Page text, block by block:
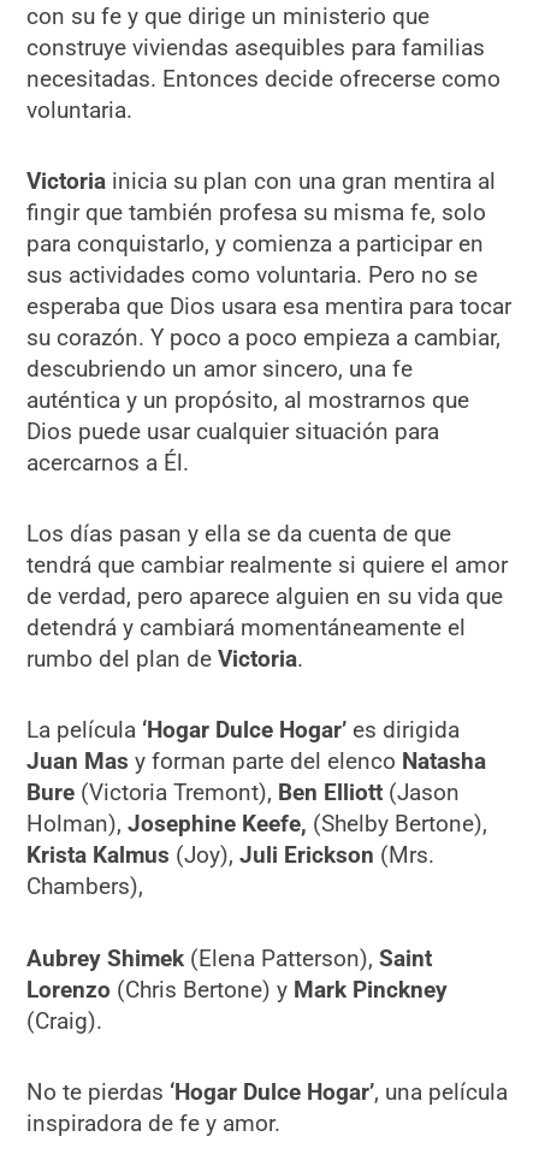
con su fe y que dirige un ministerio que
construye viviendas asequibles para familias
necesitadas. Entonces decide ofrecerse como
voluntaria.
Victoria inicia su plan con una gran mentira al
fingir que también profesa su misma fe, solo
para conquistarlo, y comienza a participar en
sus actividades como voluntaria. Pero no se
esperaba que Dios usara esa mentira para tocar
su corazón. Y poco a poco empieza a cambiar,
descubriendo un amor sincero, una fe
auténtica y un propósito, al mostrarnos que
Dios puede usar cualquier situación para
acercarnos a Él.
Los días pasan y ella se da cuenta de que
tendrá que cambiar realmente si quiere el amor
de verdad, pero aparece alguien en su vida que
detendrá y cambiará momentáneamente el
rumbo del plan deVictoria.
La película ‘Hogar Dulce Hogar’ es dirigida
Juan Masy forman parte del elenco Natasha
Bure (Victoria Tremont), Ben Elliott (Jason
Holman),Josephine Keefe, (Shelby Bertone),
Krista Kalmus (Joy),Juli Erickson (Mrs.
Chambers),
Aubrey Shimek (Elena Patterson),Saint
Lorenzo (Chris Bertone) y Mark Pinckney
(Craig).
No te pierdas ‘Hogar Dulce Hogar’, una película
inspiradora de fe y amor.